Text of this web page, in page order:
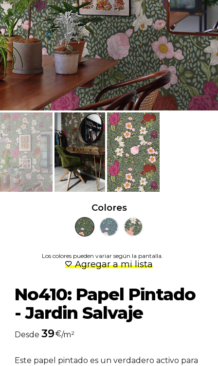
Colores
Los colores pueden variar según la pantalla.
Agregar a mi lista
No410: Papel Pintado
- Jardin Salvaje
Desde 39€/m²
Este papel pintado es un verdadero activo para